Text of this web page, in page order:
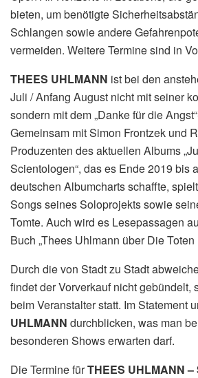
bieten, um benötigte
Schlangen sowie andere
vermeiden. Weitere Termine sind in
THEES UHLMANN ist bei den
Juli / Anfang August nicht mit seiner
sondern mit dem „Danke für die
Gemeinsam mit Simon Frontzek und
Produzenten des aktuellen Albums
Scientologen“, das es Ende 2019 bis
deutschen Albumcharts schaffte, spielt
Songs seines Soloprojekts sowie
Tomte. Auch wird es Lesepassagen
Buch „Thees Uhlmann über Die Toten
Durch die von Stadt zu Stadt
findet der Vorverkauf nicht gebündelt,
beim Veranstalter statt. Im Statement
UHLMANN durchblicken, was man
besonderen Shows erwarten darf.
Die Termine fürTHEES UHLMANN